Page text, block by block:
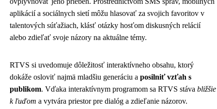
aplikácií a sociálnych sietí môžu hlasovať za svojich favoritov v
talentových súťažiach, klásť otázky hosťom diskusných relácií
alebo zdieľať svoje názory na aktuálne témy.
RTVS si uvedomuje dôležitosť interaktívneho obsahu, ktorý
dokáže osloviť najmä mladšiu generáciu a posilniť vzťah s
publikom. Vďaka interaktívnym programom sa RTVS stáva bližšie
k ľuďom a vytvára priestor pre dialóg a zdieľanie názorov.